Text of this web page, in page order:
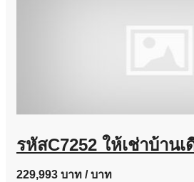
229,993 บาท / บาท